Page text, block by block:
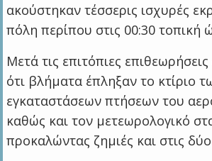
ακούστηκαν τέσσερις ισχυρές
πόλη περίπου στις 00:30 τοπική
Μετά τις επιτόπιες
ότι βλήματα έπληξαν το κτίριο
εγκαταστάσεων πτήσεων του
καθώς και τον μετεωρολογικό
προκαλώντας ζημιές και στις